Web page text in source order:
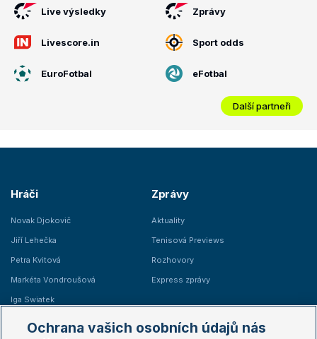
Live výsledky Zprávy
Livescore.in Sport odds
EuroFotbal eFotbal
Další partneři
Hráči
Novak Djokovič
Jiří Lehečka
Petra Kvitová
Markéta Vondroušová
Iga Swiatek
Zprávy
Aktuality
Tenisová Previews
Rozhovory
Express zprávy
Ochrana vašich osobních údajů nás